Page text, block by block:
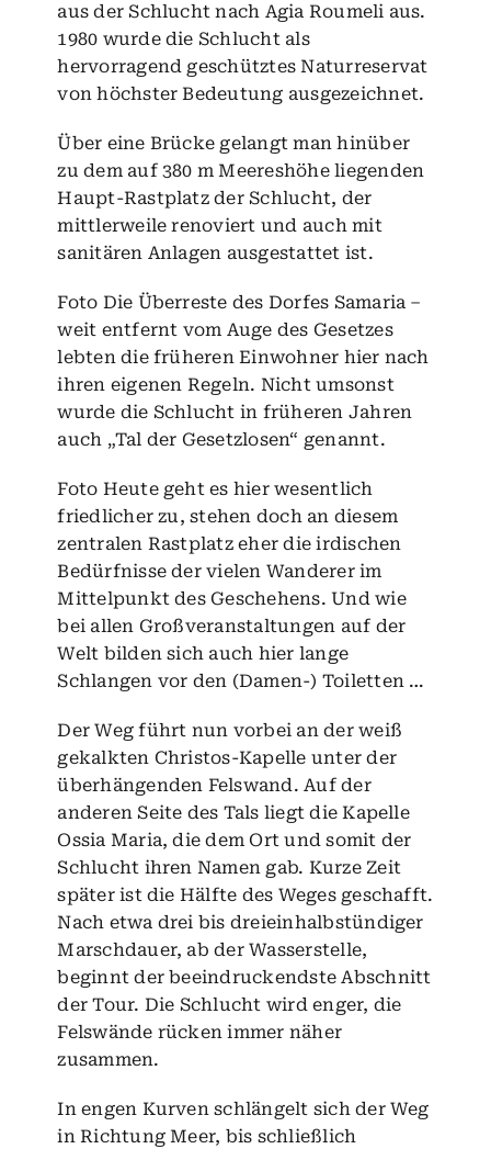
aus der Schlucht nach Agia Roumeli aus.
1980 wurde die Schlucht als
hervorragend geschütztes Naturreservat
von höchster Bedeutung ausgezeichnet.
Über eine Brücke gelangt man hinüber
zu dem auf 380 m Meereshöhe liegenden
Haupt-Rastplatz der Schlucht, der
mittlerweile renoviert und auch mit
sanitären Anlagen ausgestattet ist.
Foto Die Überreste des Dorfes Samaria –
weit entfernt vom Auge des Gesetzes
lebten die früheren Einwohner hier nach
ihren eigenen Regeln. Nicht umsonst
wurde die Schlucht in früheren Jahren
auch „Tal der Gesetzlosen“ genannt.
Foto Heute geht es hier wesentlich
friedlicher zu, stehen doch an diesem
zentralen Rastplatz eher die irdischen
Bedürfnisse der vielen Wanderer im
Mittelpunkt des Geschehens. Und wie
bei allen Großveranstaltungen auf der
Welt bilden sich auch hier lange
Schlangen vor den (Damen-) Toiletten …
Der Weg führt nun vorbei an der weiß
gekalkten Christos-Kapelle unter der
überhängenden Felswand. Auf der
anderen Seite des Tals liegt die Kapelle
Ossia Maria, die dem Ort und somit der
Schlucht ihren Namen gab. Kurze Zeit
später ist die Hälfte des Weges geschafft.
Nach etwa drei bis dreieinhalbstündiger
Marschdauer, ab der Wasserstelle,
beginnt der beeindruckendste Abschnitt
der Tour. Die Schlucht wird enger, die
Felswände rücken immer näher
zusammen.
In engen Kurven schlängelt sich der Weg
in Richtung Meer, bis schließlich